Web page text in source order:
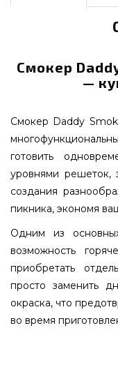
Смокер
—
Смокер Daddy
готовить
уровнями решеток,
создания
пикника, экономя
Одним из
возможность
приобретать
просто заменить
окраска, что
во время